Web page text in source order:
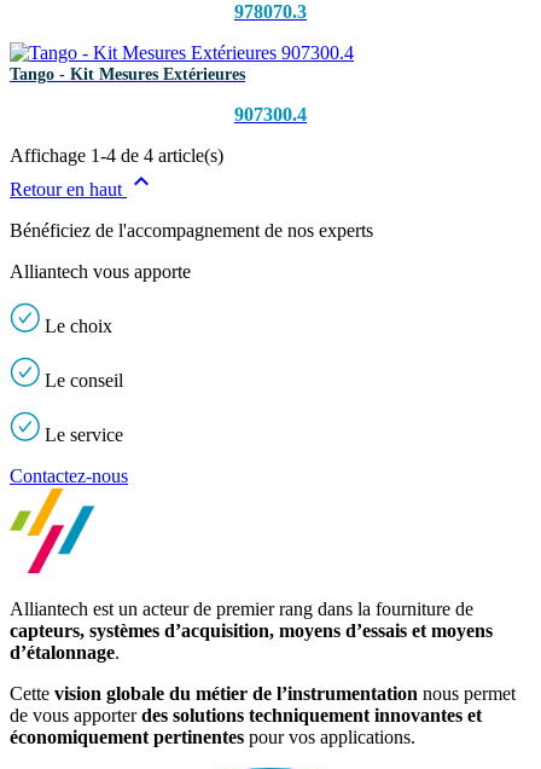
978070.3
Tango - Kit Mesures Extérieures
907300.4
Affichage 1-4 de 4 article(s)
Retour en haut 
Bénéficiez de l'accompagnement de nos experts
Alliantech vous apporte
Le choix
Le conseil
Le service
Contactez-nous
Alliantech est un acteur de premier rang dans la fourniture de
capteurs, systèmes d’acquisition, moyens d’essais et moyens
d’étalonnage.
Cette vision globale du métier de l’instrumentation nous permet
de vous apporterdes solutions techniquement innovantes et
économiquement pertinentes pour vos applications.